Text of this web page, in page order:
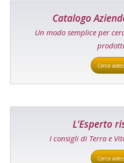
Catalogo
Un modo semplice per
Cerca
L'Esperto
I consigli di Terra e
Cerca